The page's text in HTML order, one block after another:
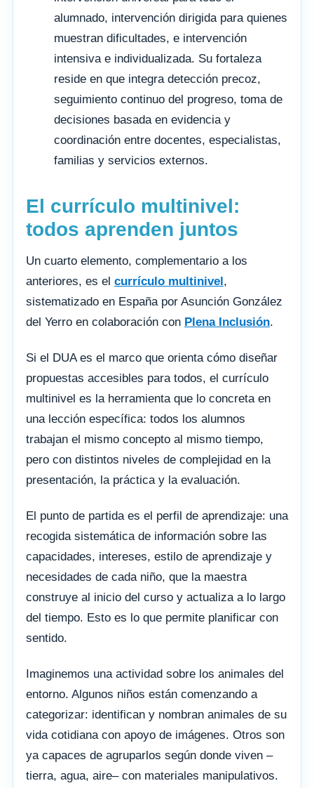
alumnado, intervención dirigida para quienes
muestran dificultades, e intervención
intensiva e individualizada. Su fortaleza
reside en que integra detección precoz,
seguimiento continuo del progreso, toma de
decisiones basada en evidencia y
coordinación entre docentes, especialistas,
familias y servicios externos.
El currículo multinivel:
todos aprenden juntos
Un cuarto elemento, complementario a los
anteriores, es el currículo multinivel,
sistematizado en España por Asunción González
del Yerro en colaboración con Plena Inclusión.
Si el DUA es el marco que orienta cómo diseñar
propuestas accesibles para todos, el currículo
multinivel es la herramienta que lo concreta en
una lección específica: todos los alumnos
trabajan el mismo concepto al mismo tiempo,
pero con distintos niveles de complejidad en la
presentación, la práctica y la evaluación.
El punto de partida es el perfil de aprendizaje: una
recogida sistemática de información sobre las
capacidades, intereses, estilo de aprendizaje y
necesidades de cada niño, que la maestra
construye al inicio del curso y actualiza a lo largo
del tiempo. Esto es lo que permite planificar con
sentido.
Imaginemos una actividad sobre los animales del
entorno. Algunos niños están comenzando a
categorizar: identifican y nombran animales de su
vida cotidiana con apoyo de imágenes. Otros son
ya capaces de agruparlos según donde viven –
tierra, agua, aire– con materiales manipulativos.